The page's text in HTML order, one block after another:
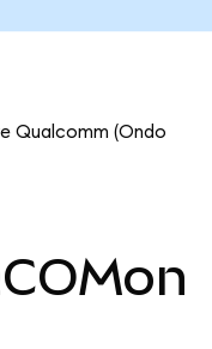
Qualcomm (Ondo